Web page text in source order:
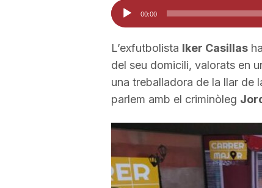
a
d
e
Reproductor
d'àudio
00:00
L’exfutbolista Iker Casillas
del seu domicili, valorats en
una treballadora de la llar de
parlem amb el criminòleg